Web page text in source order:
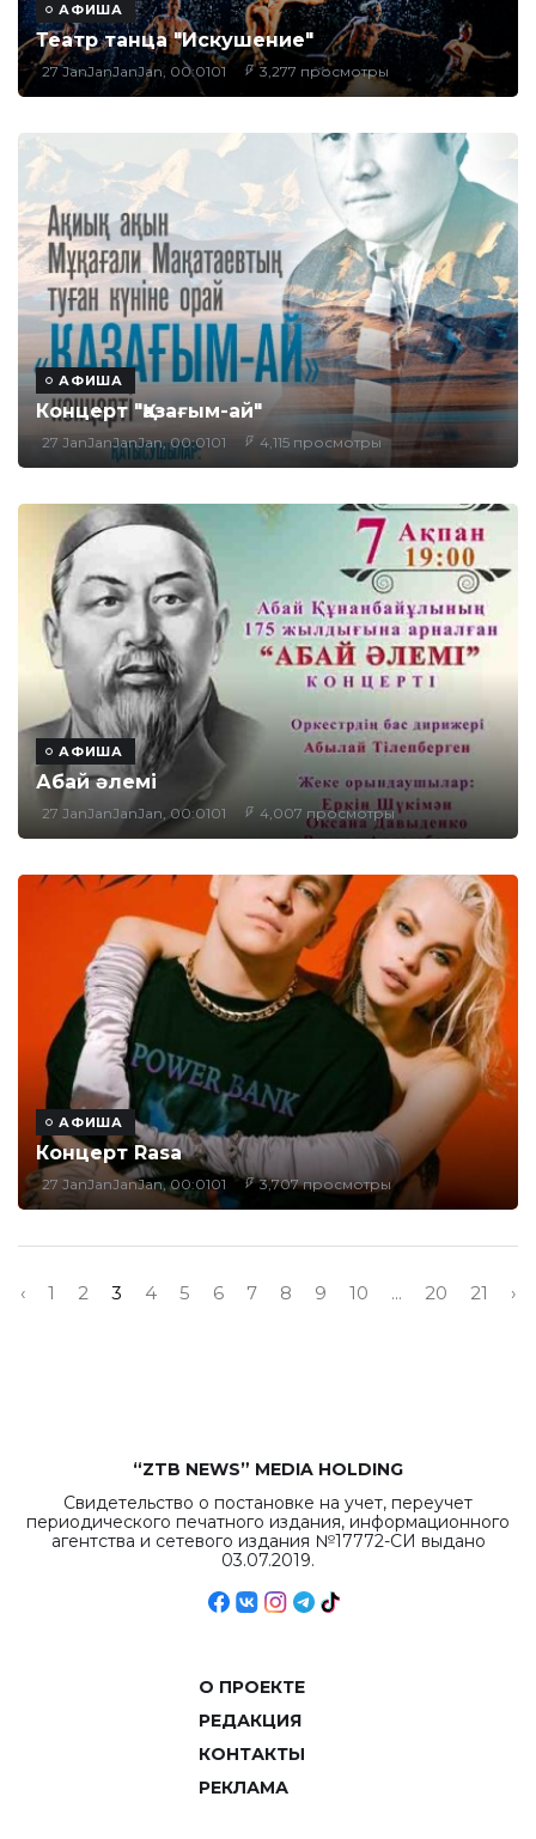
АФИША
Театр танца "Искушение"
27 JanJanJanJan, 00:0101 3,277 просмотры
АФИША
Концерт "Қазағым-ай"
27 JanJanJanJan, 00:0101 4,115 просмотры
АФИША
Абай әлемі
27 JanJanJanJan, 00:0101 4,007 просмотры
АФИША
Концерт Rasa
27 JanJanJanJan, 00:0101 3,707 просмотры
‹ 1 2 3 4 5 6 7 8 9 10 ... 20 21 ›
“ZTB NEWS” MEDIA HOLDING
Свидетельство о постановке на учет, переучет
периодического печатного издания, информационного
агентства и сетевого издания №17772-СИ выдано
03.07.2019.
О ПРОЕКТЕ
РЕДАКЦИЯ
КОНТАКТЫ
РЕКЛАМА